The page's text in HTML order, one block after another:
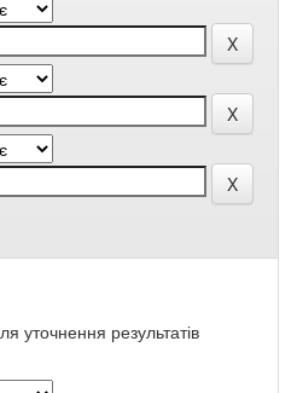
уточнення результатів